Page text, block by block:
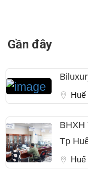
Gần đây
Huế
BHXH
Tp
Huế